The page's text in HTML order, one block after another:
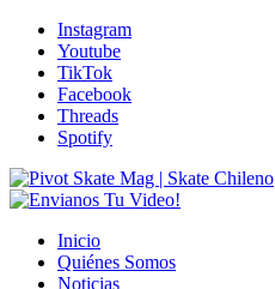
Instagram
Youtube
TikTok
Facebook
Threads
Spotify
Inicio
Quiénes Somos
Noticias